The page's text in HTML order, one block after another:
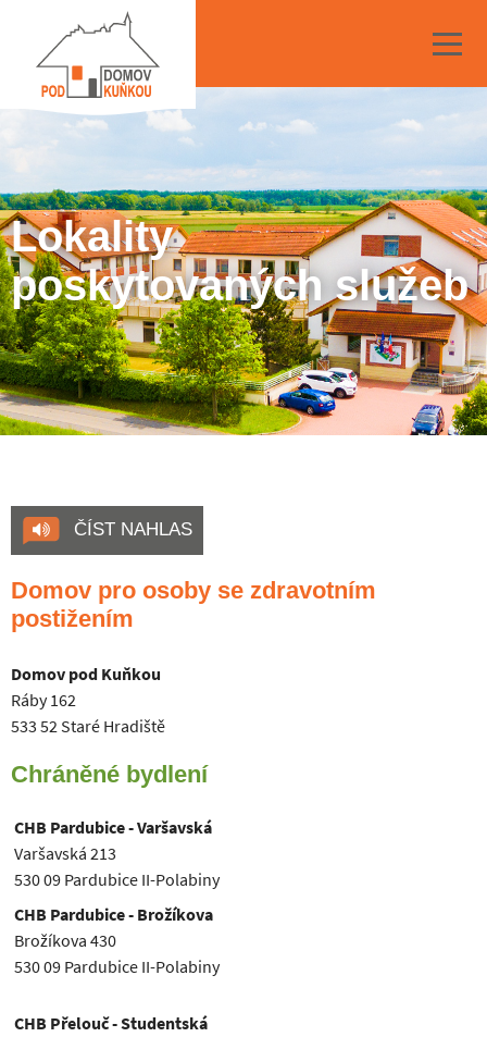
Lokality
poskytovaných služeb
ČÍST NAHLAS
Domov pro osoby se zdravotním
postižením
Domov pod Kuňkou
Ráby 162
533 52 Staré Hradiště
Chráněné bydlení
CHB Pardubice - Varšavská
Varšavská 213
530 09 Pardubice II-Polabiny
CHB Pardubice - Brožíkova
Brožíkova 430
530 09 Pardubice II-Polabiny
CHB Přelouč - Studentská